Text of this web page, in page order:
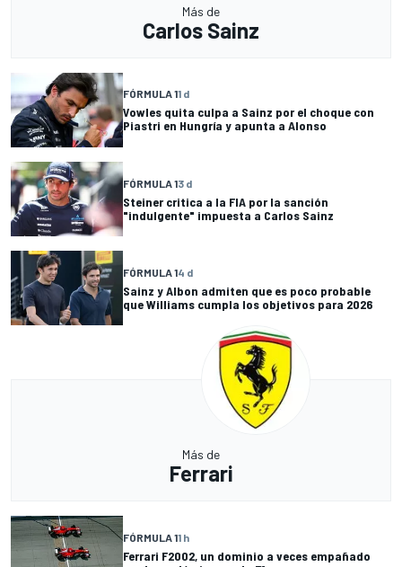
Más de
Carlos Sainz
FÓRMULA 11 d
Vowles quita culpa a Sainz por el choque con
Piastri en Hungría y apunta a Alonso
FÓRMULA 13 d
Steiner critica a la FIA por la sanción
"indulgente" impuesta a Carlos Sainz
FÓRMULA 14 d
Sainz y Albon admiten que es poco probable
que Williams cumpla los objetivos para 2026
Más de
Ferrari
FÓRMULA 11 h
Ferrari F2002, un dominio a veces empañado